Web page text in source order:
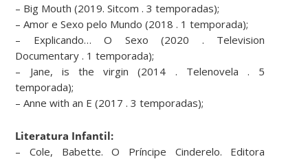
– Big Mouth (2019. Sitcom . 3 temporadas);
– Amor e Sexo pelo Mundo (2018 . 1 temporada);
– Explicando… O Sexo (2020 . Television
Documentary . 1 temporada);
– Jane, is the virgin (2014 . Telenovela . 5
temporada);
– Anne with an E (2017 . 3 temporadas);
Literatura Infantil:
– Cole, Babette. O Príncipe Cinderelo. Editora